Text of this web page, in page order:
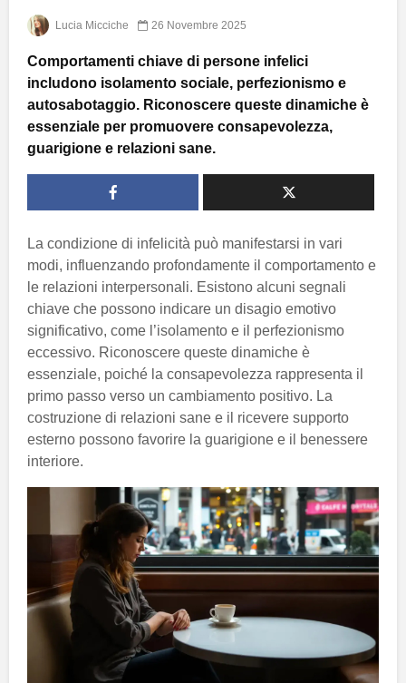
Lucia Micciche 26 Novembre 2025
Comportamenti chiave di persone infelici
includono isolamento sociale, perfezionismo e
autosabotaggio. Riconoscere queste dinamiche è
essenziale per promuovere consapevolezza,
guarigione e relazioni sane.
La condizione di infelicità può manifestarsi in vari
modi, influenzando profondamente il comportamento e
le relazioni interpersonali. Esistono alcuni segnali
chiave che possono indicare un disagio emotivo
significativo, come l’isolamento e il perfezionismo
eccessivo. Riconoscere queste dinamiche è
essenziale, poiché la consapevolezza rappresenta il
primo passo verso un cambiamento positivo. La
costruzione di relazioni sane e il ricevere supporto
esterno possono favorire la guarigione e il benessere
interiore.